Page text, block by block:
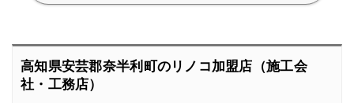
高知県安芸郡奈半利町のリノコ加盟店（施工会
社・工務店）